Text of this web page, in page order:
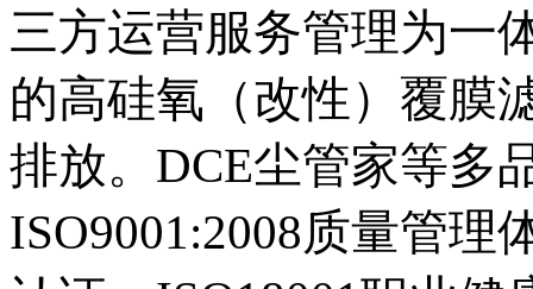
三方运营服务管理为一
的高硅氧（改性）覆膜
排放。DCE尘管家等多
ISO9001:2008质量管理